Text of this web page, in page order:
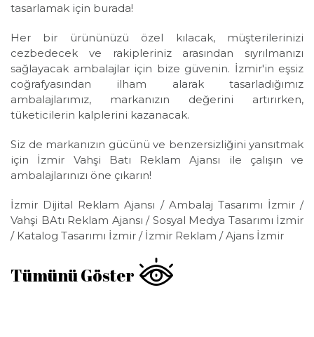
tasarlamak için burada!
Her bir ürününüzü özel kılacak, müşterilerinizi
cezbedecek ve rakipleriniz arasından sıyrılmanızı
sağlayacak ambalajlar için bize güvenin. İzmir'in eşsiz
coğrafyasından ilham alarak tasarladığımız
ambalajlarımız, markanızın değerini artırırken,
tüketicilerin kalplerini kazanacak.
Siz de markanızın gücünü ve benzersizliğini yansıtmak
için İzmir Vahşi Batı Reklam Ajansı ile çalışın ve
ambalajlarınızı öne çıkarın!
İzmir Dijital Reklam Ajansı / Ambalaj Tasarımı İzmir /
Vahşi BAtı Reklam Ajansı / Sosyal Medya Tasarımı İzmir
/ Katalog Tasarımı İzmir / İzmir Reklam / Ajans İzmir
Tümünü Göster